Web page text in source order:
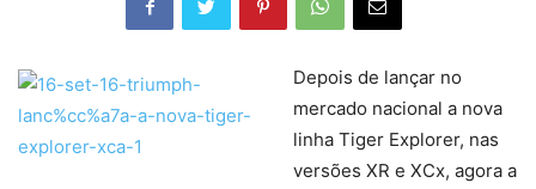
Depois de lançar no
mercado nacional a nova
linha Tiger Explorer, nas
versões XR e XCx, agora a